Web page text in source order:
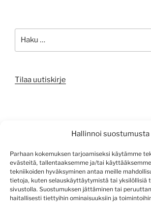
Hallinnoi suostumusta
Parhaan kokemuksen tarjoamiseksi käytämme
evästeitä, tallentaaksemme ja/tai
tekniikoiden hyväksyminen antaa meille
tietoja, kuten selauskäyttäytymistä tai yksilöllisiä
sivustolla. Suostumuksen jättäminen tai
haitallisesti tiettyihin ominaisuuksiin ja
Tilaa uutiskirje
Sisältösyöte
Kommenttisyöte